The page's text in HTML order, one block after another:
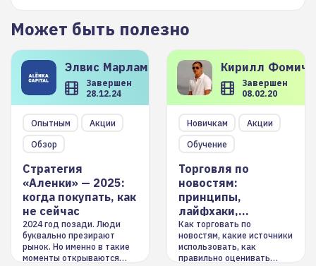
Может быть полезно
Элвис Марламов
Завершен
28.12.24
Опытным
Акции
Обзор
Стратегия
«Аленки» — 2025:
когда покупать, как
не сейчас
2024 год позади. Люди
буквально презирают
рынок. Но именно в такие
моменты открываются
Кирилл
Завершен
08.02.20
Новичкам
Акции
Обучение
Торговля по
новостям:
принципы,
лайфхаки,
инструменты
Как торговать по
новостям, какие источники
использовать, как
правильно оценивать